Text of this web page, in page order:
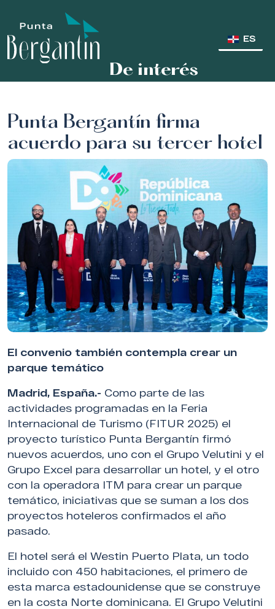
De interés
ES
Punta Bergantín firma
acuerdo para su tercer hotel
El convenio también contempla crear un
parque temático
Madrid, España.- Como parte de las
actividades programadas en la Feria
Internacional de Turismo (FITUR 2025) el
proyecto turístico Punta Bergantín firmó
nuevos acuerdos, uno con el Grupo Velutini y el
Grupo Excel para desarrollar un hotel, y el otro
con la operadora ITM para crear un parque
temático, iniciativas que se suman a los dos
proyectos hoteleros confirmados el año
pasado.
El hotel será el Westin Puerto Plata, un todo
incluido con 450 habitaciones, el primero de
esta marca estadounidense que se construye
en la costa Norte dominicana. El Grupo Velutini